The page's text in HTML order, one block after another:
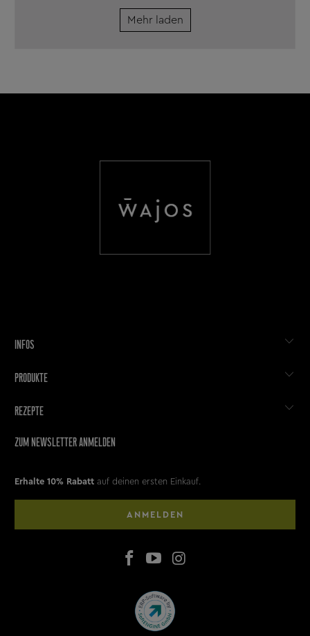
Mehr laden
INFOS
PRODUKTE
REZEPTE
ZUM NEWSLETTER ANMELDEN
Erhalte 10% Rabatt auf deinen ersten Einkauf.
ANMELDEN